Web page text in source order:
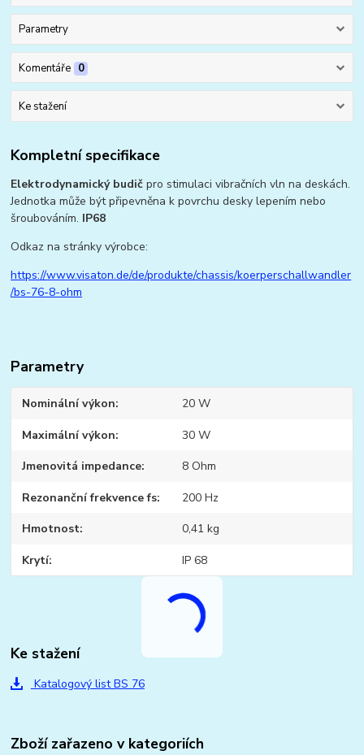
Parametry
Komentáře 0
Ke stažení
Kompletní specifikace
Elektrodynamický budič pro stimulaci vibračních vln na deskách.
Jednotka může být připevněna k povrchu desky lepením nebo
šroubováním. IP68
Odkaz na stránky výrobce:
https://www.visaton.de/de/produkte/chassis/koerperschallwandler
/bs-76-8-ohm
Parametry
Nominální výkon 20 W
Maximální výkon 30 W
Jmenovitá impedance 8 Ohm
Rezonanční frekvence fs 200 Hz
Hmotnost 0,41 kg
Krytí IP 68
Ke stažení
Katalogový list BS 76
Zboží zařazeno v kategoriích